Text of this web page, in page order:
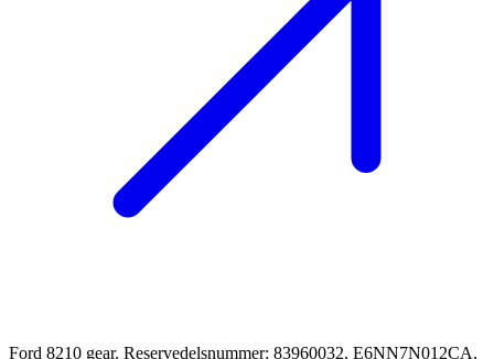
Ford 8210 gear. Reservedelsnummer: 83960032, E6NN7N012CA,